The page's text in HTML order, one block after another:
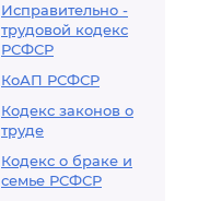
Исправительно -
трудовой кодекс
РСФСР
КоАП РСФСР
Кодекс законов о
труде
Кодекс о браке и
семье РСФСР